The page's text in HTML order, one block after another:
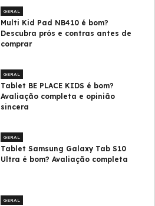
GERAL
Multi Kid Pad NB410 é bom?
Descubra prós e contras antes de
comprar
GERAL
Tablet BE PLACE KIDS é bom?
Avaliação completa e opinião
sincera
GERAL
Tablet Samsung Galaxy Tab S10
Ultra é bom? Avaliação completa
GERAL